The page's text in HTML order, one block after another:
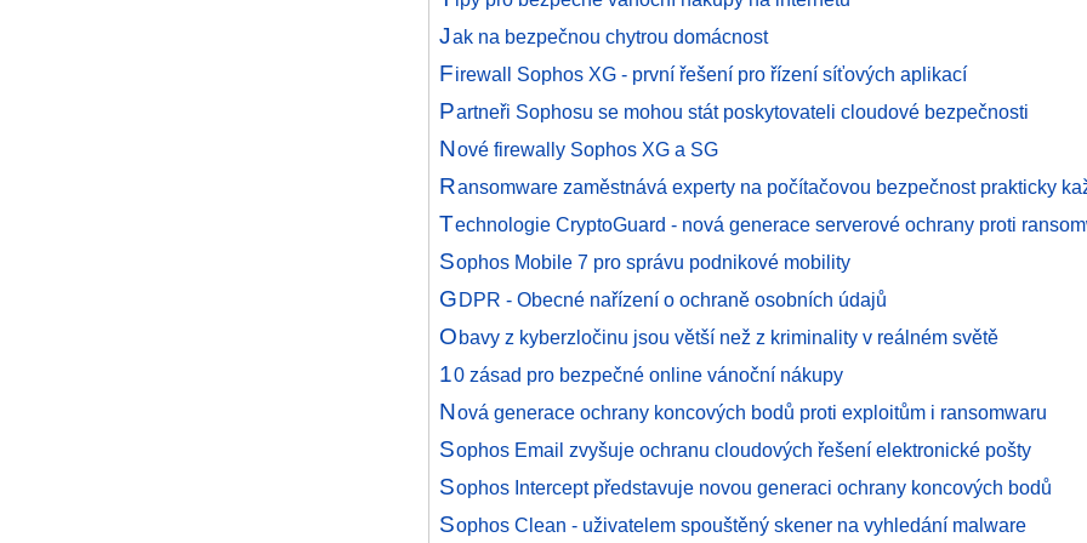
Jak na bezpečnou chytrou domácnost
Firewall Sophos XG - první řešení pro řízení síťových aplikací
Partneři Sophosu se mohou stát poskytovateli cloudové bezpečnosti
Nové firewally Sophos XG a SG
Ransomware zaměstnává experty na počítačovou bezpečnost prakticky
Technologie CryptoGuard - nová generace serverové ochrany proti
Sophos Mobile 7 pro správu podnikové mobility
GDPR - Obecné nařízení o ochraně osobních údajů
Obavy z kyberzločinu jsou větší než z kriminality v reálném světě
10 zásad pro bezpečné online vánoční nákupy
Nová generace ochrany koncových bodů proti exploitům i ransomwaru
Sophos Email zvyšuje ochranu cloudových řešení elektronické pošty
Sophos Intercept představuje novou generaci ochrany koncových bodů
Sophos Clean - uživatelem spouštěný skener na vyhledání malware